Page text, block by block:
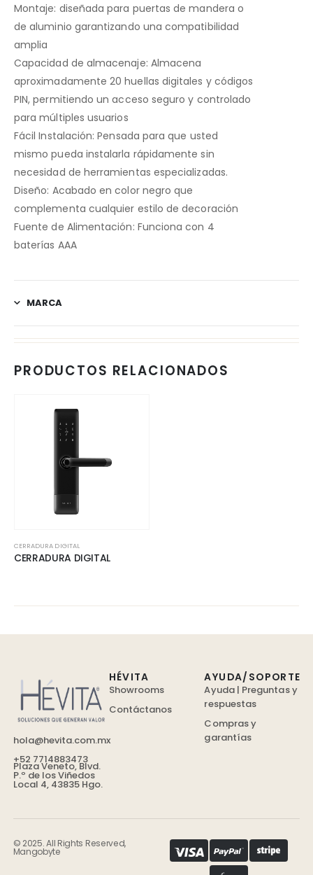
Montaje: diseñada para puertas de mandera o
de aluminio garantizando una compatibilidad
amplia
Capacidad de almacenaje: Almacena
aproximadamente 20 huellas digitales y códigos
PIN, permitiendo un acceso seguro y controlado
para múltiples usuarios
Fácil Instalación: Pensada para que usted
mismo pueda instalarla rápidamente sin
necesidad de herramientas especializadas.
Diseño: Acabado en color negro que
complementa cualquier estilo de decoración
Fuente de Alimentación: Funciona con 4
baterías AAA
MARCA
PRODUCTOS RELACIONADOS
CERRADURA DIGITAL
CERRADURA DIGITAL
hola@hevita.com.mx
+52 7714883473
Plaza Veneto, Blvd.
P.º de los Viñedos
Local 4, 43835 Hgo.
HÉVITA
Showrooms
Contáctanos
AYUDA/SOPORTE
Ayuda | Preguntas y
respuestas
Compras y
garantías
© 2025. All Rights Reserved,
Mangobyte